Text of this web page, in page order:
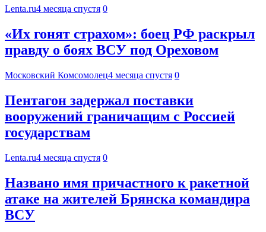
Lenta.ru4 месяца спустя 0
«Их гонят страхом»: боец РФ раскрыл
правду о боях ВСУ под Ореховом
Московский Комсомолец4 месяца спустя 0
Пентагон задержал поставки
вооружений граничащим с Россией
государствам
Lenta.ru4 месяца спустя 0
Названо имя причастного к ракетной
атаке на жителей Брянска командира
ВСУ